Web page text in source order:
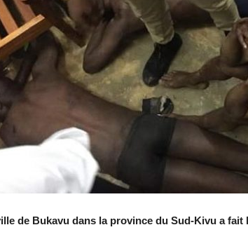
de Bukavu dans la province du Sud-Kivu a fait